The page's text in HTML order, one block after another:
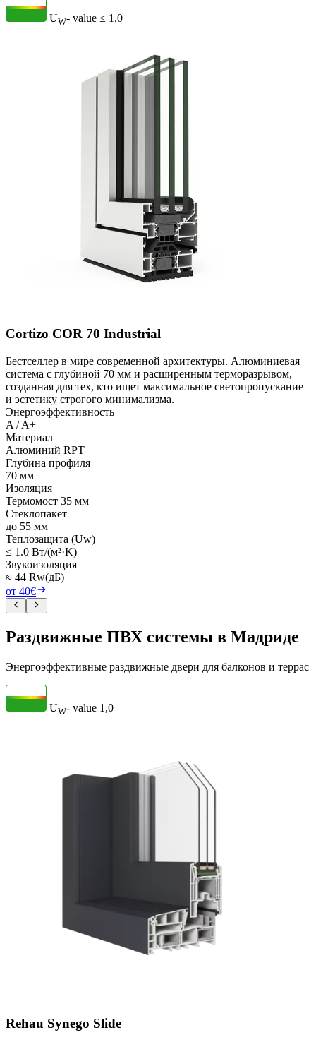
UW- value ≤ 1.0
Cortizo COR 70 Industrial
Бестселлер в мире современной архитектуры. Алюминиевая
система с глубиной 70 мм и расширенным терморазрывом,
созданная для тех, кто ищет максимальное светопропускание
и эстетику строгого минимализма.
Энергоэффективность
A / A+
Материал
Алюминий RPT
Глубина профиля
70 мм
Изоляция
Термомост 35 мм
Стеклопакет
до 55 мм
Теплозащита (Uw)
≤ 1.0 Вт/(м²·K)
Звукоизоляция
≈ 44 Rw(дБ)
от 40€
Раздвижные ПВХ системы в Мадриде
Энергоэффективные раздвижные двери для балконов и террас
UW- value 1,0
Rehau Synego Slide